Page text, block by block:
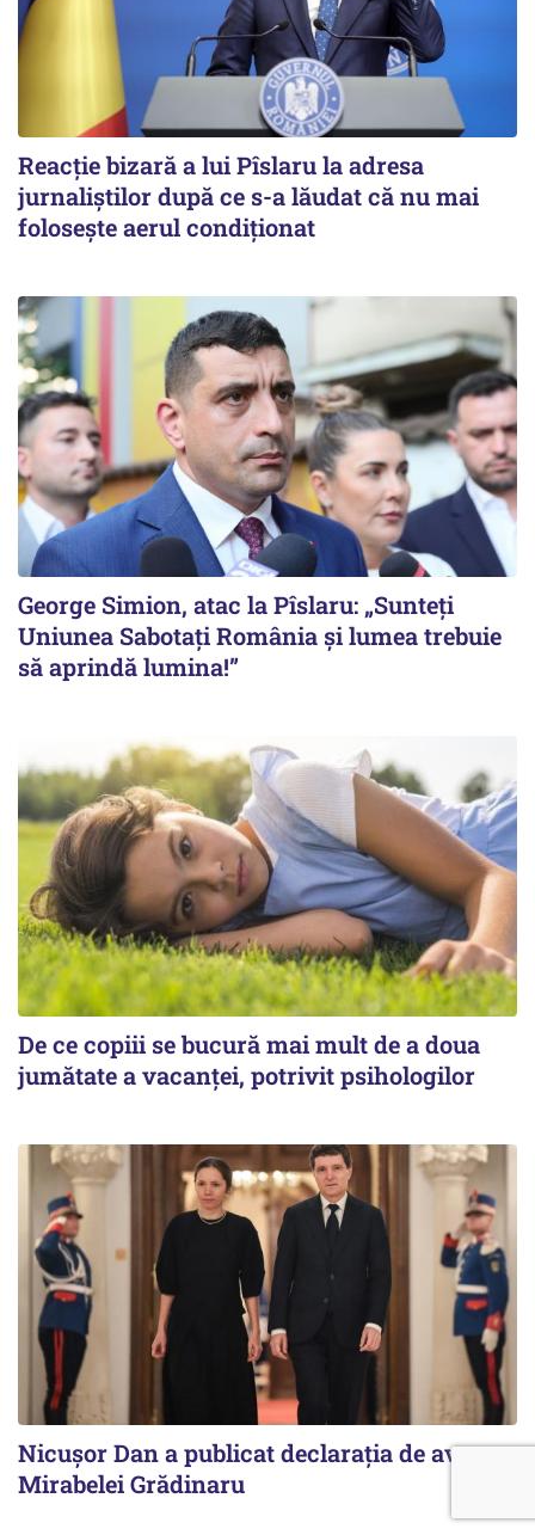
Reacție bizară a lui Pîslaru la adresa
jurnaliștilor după ce s-a lăudat că nu mai
folosește aerul condiționat
George Simion, atac la Pîslaru: „Sunteți
Uniunea Sabotați România și lumea trebuie
să aprindă lumina!”
De ce copiii se bucură mai mult de a doua
jumătate a vacanței, potrivit psihologilor
Nicuşor Dan a publicat declaraţia de avere a
Mirabelei Grădinaru